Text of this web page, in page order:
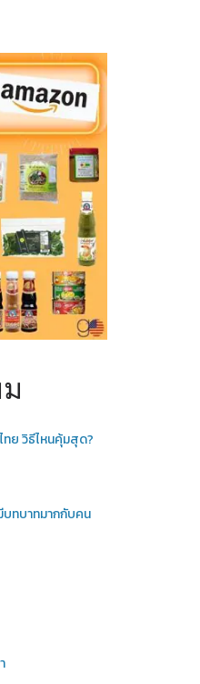
ทย วิธีไหนคุ้มสุด?
บทบาทมากกับคน